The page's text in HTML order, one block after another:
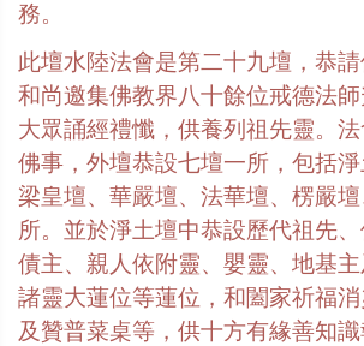
務。
此壇水陸法會是第二十九壇，恭
和尚邀集佛教界八十餘位戒德法
大眾誦經禮懺，供養列祖先靈。
佛事，外壇恭設七壇一所，包括淨
梁皇壇、華嚴壇、法華壇、楞嚴
所。並於淨土壇中恭設歷代祖先
債主、親人依附靈、嬰靈、地基
諸靈大蓮位等蓮位，和闔家祈福
及贊普菜桌等，供十方有緣善知識